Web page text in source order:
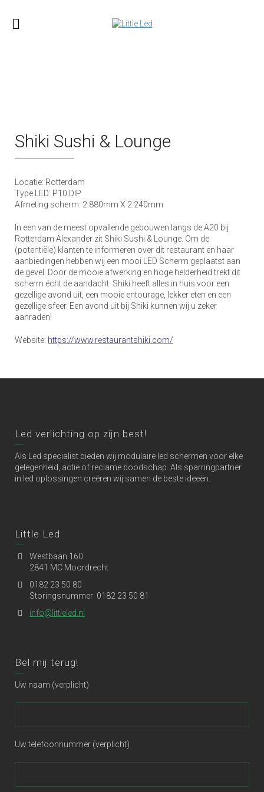
Shiki Sushi & Lounge
Locatie: Rotterdam
Type LED: P10 DIP
Afmeting scherm: 2.880mm X 2.240mm
In een van de meest opvallende gebouwen langs de A20 bij
Rotterdam Alexander zit Shiki Sushi & Lounge. Om de
(potentiële) klanten te informeren over dit restaurant en haar
aanbiedingen hebben wij een mooi LED Scherm geplaatst aan
de gevel. Door de mooie afwerking en hoge helderheid trekt dit
scherm écht de aandacht. Shiki heeft alles in huis voor een
gezellige avond uit, een mooie entourage, lekker eten en een
gezellige sfeer. Een avond uit bij Shiki kunnen wij u zeker
aanraden!
Website: https://www.restaurantshiki.com/
Led verlichting op zijn best!
Als Led specialist bieden wij modulaire led schermen voor elke
gelegenheid, actie of reclame boodschap. Als sparringpartner
in led oplossingen creëren wij samen de beste ideeën.
Little Led
Westbaan 160
2841 MC Moordrecht
0182 23 50 80
Storingsnummer: 0182 23 50 81
info@littleled.nl
Bel mij terug!
Uw naam (verplicht)
Uw telefoonnummer (verplicht)